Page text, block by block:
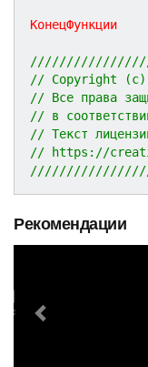
КонецФункции
// Copyright (c)
// Все права
// в
// Текст
// https://
Рекомендации
e